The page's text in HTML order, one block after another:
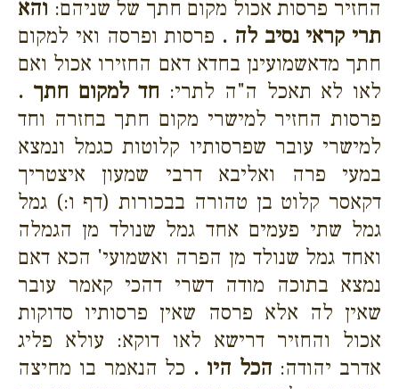
החזיר פרסות אכול מקום חתך של שניהם: והא
תרי קראי נסיב לה . פרסות ופרסה ואי למקום
חתך מדאשמועינן בחדא דאם החזירו אכול ואם
לאו לא תאכל ה"ה לתרי: חד למקום חתך .
פרסות החזיר למישרי מקום חתך בחזרה וחד
למישרי עובר שפרסותיו קלוטות כגמל ונמצא
במעי פרה ואליבא דרבי שמעון איצטריך
דקאסר קלוט בן טהורה בבכורות (דף ו:) גמל
גמל שתי פעמים אחד גמל שנולד מן הגמלה
ואחד גמל שנולד מן הפרה ואשמועי' הכא דאם
נמצא בתוכה מודה דשרי דהכי קאמר עובר
שאין לה אלא פרסה שאין פרסותיו סדוקות
אכול והחזיר דרישא לאו דוקא: עולא פליג
אדרב יהודה: הכל היו . כל הנאמר בו מחיצה